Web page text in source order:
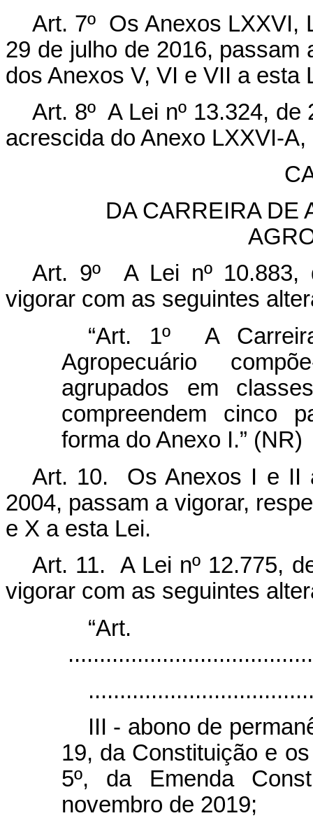
Art. 7º Os Anexos LXXVI,
29 de julho de 2016, passam
dos Anexos V, VI e VII a esta
Art. 8º A Lei nº 13.324,
acrescida do Anexo LXXVI-
DA CARREIRA DE
Art. 9º A Lei nº 10.883,
vigorar com as seguintes
“Art. 1º A
Agropecuário
agrupados em
compreendem cinco
forma do Anexo I.” (NR)
Art. 10. Os Anexos I e II
2004, passam a vigorar,
e X a esta Lei.
Art. 11. A Lei nº 12.775,
vigorar com as seguintes
III - abono de
19, da Constituição e
5º, da Emenda
novembro de 2019;